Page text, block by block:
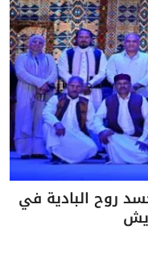
روح البادية في